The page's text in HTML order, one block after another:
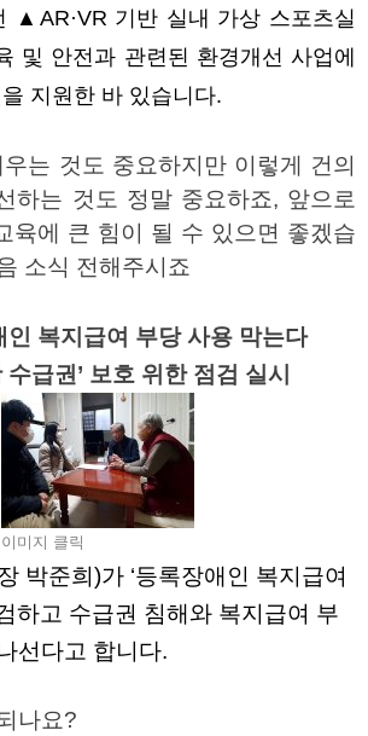
▲AR·VR 기반 실내 가상 스포츠실
및 안전과 관련된 환경개선 사업에
지원한 바 있습니다.
는 것도 중요하지만 이렇게 건의
하는 것도 정말 중요하죠, 앞으로
육에 큰 힘이 될 수 있으면 좋겠습
소식 전해주시죠
인 복지급여 부당 사용 막는다
수급권’ 보호 위한 점검 실시
이미지 클릭
박준희 )가 ‘등록장애인 복지급여
하고 수급권 침해와 복지급여 부
선다고 합니다.
나요?